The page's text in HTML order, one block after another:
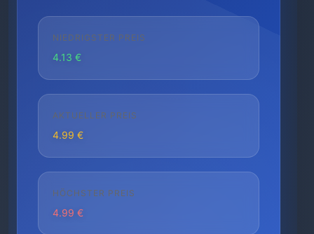
NIEDRIGSTER PREIS
4.13 €
AKTUELLER PREIS
4.99 €
HÖCHSTER PREIS
4.99 €